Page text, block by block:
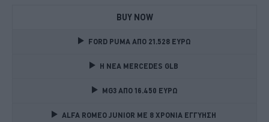
BUY NOW
FORD PUMA ΑΠΟ 21.528 ΕΥΡΩ
Η ΝΕΑ MERCEDES GLB
MG3 ΑΠΟ 16.450 ΕΥΡΩ
ALFA ROMEO JUNIOR ME 8 ΧΡΟΝΙΑ ΕΓΓΥΗΣΗ